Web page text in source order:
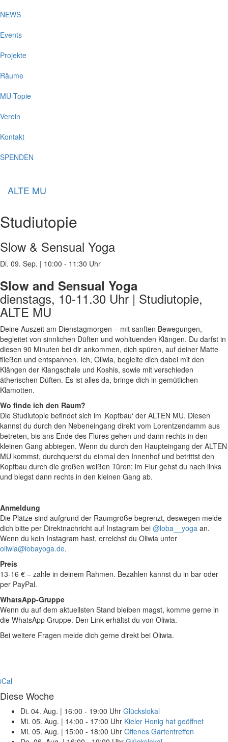
NEWS
Events
Projekte
Räume
MU-Topie
Verein
Kontakt
SPENDEN
ALTE MU
Studiutopie
Slow & Sensual Yoga
Di. 09. Sep. | 10:00 - 11:30 Uhr
Slow and Sensual Yoga
dienstags, 10-11.30 Uhr | Studiutopie,
ALTE MU
Deine Auszeit am Dienstagmorgen – mit sanften Bewegungen,
begleitet von sinnlichen Düften und wohltuenden Klängen. Du darfst in
diesen 90 Minuten bei dir ankommen, dich spüren, auf deiner Matte
fließen und entspannen. Ich, Oliwia, begleite dich dabei mit den
Klängen der Klangschale und Koshis, sowie mit verschieden
ätherischen Düften. Es ist alles da, bringe dich in gemütlichen
Klamotten.
Wo finde ich den Raum?
Die Studiutopie befindet sich im ‚Kopfbau‘ der ALTEN MU. Diesen
kannst du durch den Nebeneingang direkt vom Lorentzendamm aus
betreten, bis ans Ende des Flures gehen und dann rechts in den
kleinen Gang abbiegen. Wenn du durch den Haupteingang der ALTEN
MU kommst, durchquerst du einmal den Innenhof und betrittst den
Kopfbau durch die großen weißen Türen; im Flur gehst du nach links
und biegst dann rechts in den kleinen Gang ab.
Anmeldung
Die Plätze sind aufgrund der Raumgröße begrenzt, deswegen melde
dich bitte per Direktnachricht auf Instagram bei @loba__yoga an.
Wenn du kein Instagram hast, erreichst du Oliwia unter
oliwia@lobayoga.de.
Preis
13-16 € – zahle in deinem Rahmen. Bezahlen kannst du in bar oder
per PayPal.
WhatsApp-Gruppe
Wenn du auf dem aktuellsten Stand bleiben magst, komme gerne in
die WhatsApp Gruppe. Den Link erhältst du von Oliwia.
Bei weitere Fragen melde dich gerne direkt bei Oliwia.
iCal
Diese Woche
Di. 04. Aug. | 16:00 - 19:00 Uhr Glückslokal
Mi. 05. Aug. | 14:00 - 17:00 Uhr Kieler Honig hat geöffnet
Mi. 05. Aug. | 15:00 - 18:00 Uhr Offenes Gartentreffen